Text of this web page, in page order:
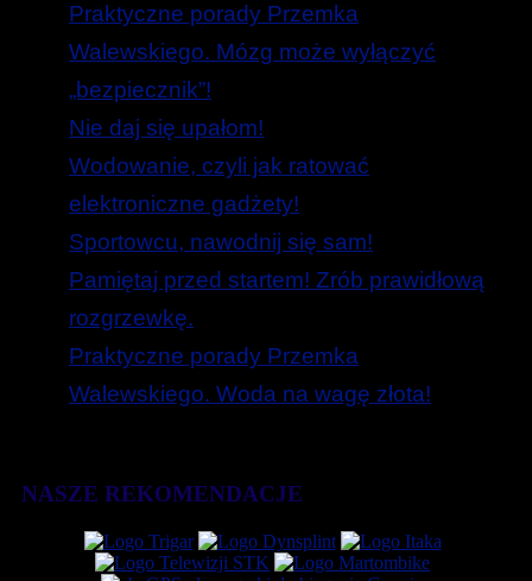
Praktyczne porady Przemka
Walewskiego. Mózg może wyłączyć
„bezpiecznik”!
Nie daj się upałom!
Wodowanie, czyli jak ratować
elektroniczne gadżety!
Sportowcu, nawodnij się sam!
Pamiętaj przed startem! Zrób prawidłową
rozgrzewkę.
Praktyczne porady Przemka
Walewskiego. Woda na wagę złota!
NASZE REKOMENDACJE